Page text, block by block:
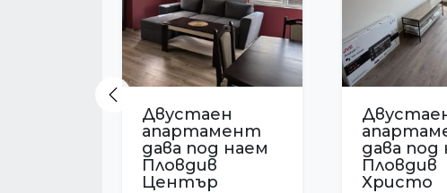
Двустаен
апартамент
дава под наем
Пловдив
Въстанически
дава под
Пловдив
Previous